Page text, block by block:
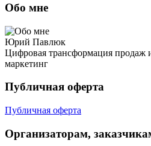
Обо мне
Юрий Павлюк
Цифровая трансформация продаж
маркетинг
Публичная оферта
Публичная оферта
Организаторам,